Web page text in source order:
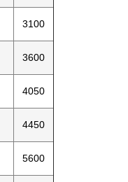
3100
3600
4050
4450
5600